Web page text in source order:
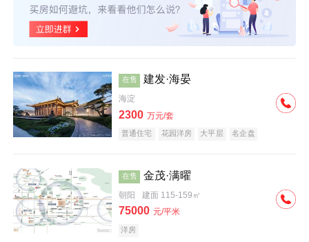
在售 建发·海晏
海淀
2300 万元/套
普通住宅 花园洋房 大平层
名企盘
在售 金茂·满曜
朝阳 建面 115-159㎡
75000 元/平米
洋房